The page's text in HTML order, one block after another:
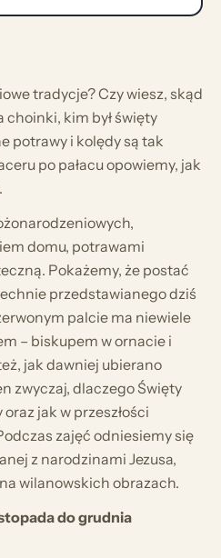
tradycje? Czy wiesz, skąd
choinki, kim był święty
potrawy i kolędy są tak
po pałacu opowiemy, jak
domu, potrawami
Pokażemy, że postać
przedstawianego dziś
palcie ma niewiele
– biskupem w ornacie i
jak dawniej ubierano
zwyczaj, dlaczego Święty
jak w przeszłości
zajęć odniesiemy się
z narodzinami Jezusa,
wilanowskich obrazach.
do grudnia